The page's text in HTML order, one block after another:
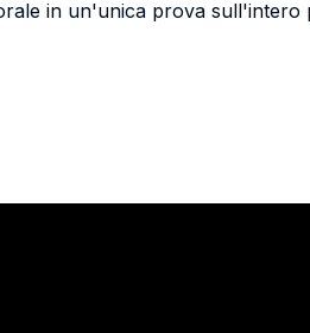
in un'unica prova sull'intero